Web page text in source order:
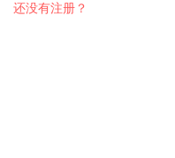
还没有注册？